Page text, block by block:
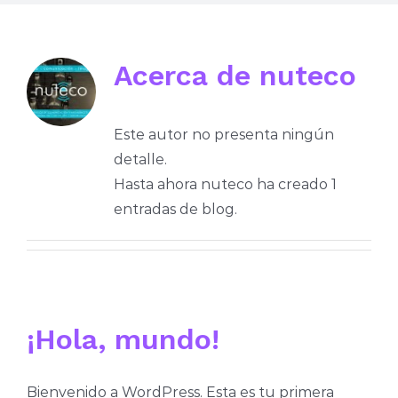
Acerca de nuteco
Este autor no presenta ningún
detalle.
Hasta ahora nuteco ha creado 1
entradas de blog.
¡Hola, mundo!
Bienvenido a WordPress. Esta es tu primera